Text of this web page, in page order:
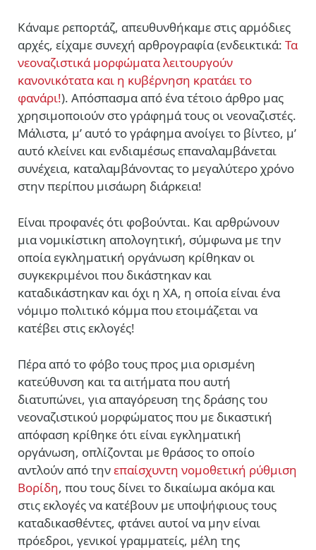
Κάναμε ρεπορτάζ, απευθυνθήκαμε στις αρμόδιες
αρχές, είχαμε συνεχή αρθρογραφία (ενδεικτικά: Τα
νεοναζιστικά μορφώματα λειτουργούν
κανονικότατα και η κυβέρνηση κρατάει το
φανάρι!). Απόσπασμα από ένα τέτοιο άρθρο μας
χρησιμοποιούν στο γράφημά τους οι νεοναζιστές.
Μάλιστα, μ’ αυτό το γράφημα ανοίγει το βίντεο, μ’
αυτό κλείνει και ενδιαμέσως επαναλαμβάνεται
συνέχεια, καταλαμβάνοντας το μεγαλύτερο χρόνο
στην περίπου μισάωρη διάρκεια!
Είναι προφανές ότι φοβούνται. Και αρθρώνουν
μια νομικίστικη απολογητική, σύμφωνα με την
οποία εγκληματική οργάνωση κρίθηκαν οι
συγκεκριμένοι που δικάστηκαν και
καταδικάστηκαν και όχι η ΧΑ, η οποία είναι ένα
νόμιμο πολιτικό κόμμα που ετοιμάζεται να
κατέβει στις εκλογές!
Πέρα από το φόβο τους προς μια ορισμένη
κατεύθυνση και τα αιτήματα που αυτή
διατυπώνει, για απαγόρευση της δράσης του
νεοναζιστικού μορφώματος που με δικαστική
απόφαση κρίθηκε ότι είναι εγκληματική
οργάνωση, οπλίζονται με θράσος το οποίο
αντλούν από τηνεπαίσχυντη νομοθετική ρύθμιση
Βορίδη, που τους δίνει το δικαίωμα ακόμα και
στις εκλογές να κατέβουν με υποψήφιους τους
καταδικασθέντες, φτάνει αυτοί να μην είναι
πρόεδροι, γενικοί γραμματείς, μέλη της